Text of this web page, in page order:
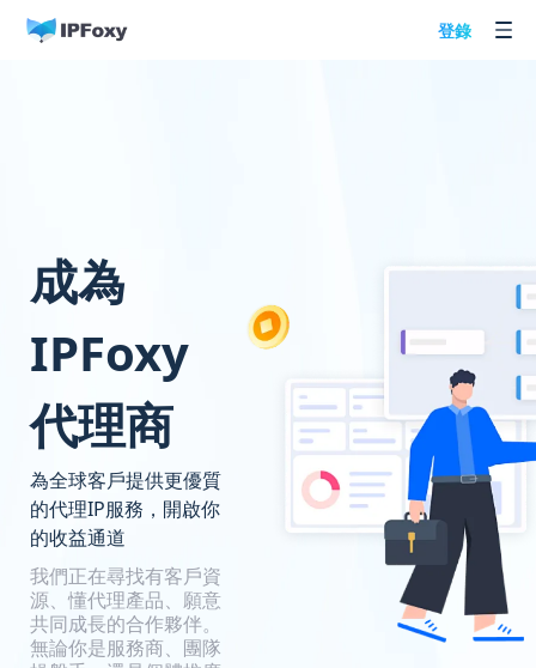
登錄
成為
IPFoxy
代理商
為全球客戶提供更優質
的代理IP服務，開啟你
的收益通道
我們正在尋找有客戶資
源、懂代理產品、願意
共同成長的合作夥伴。
無論你是服務商、團隊